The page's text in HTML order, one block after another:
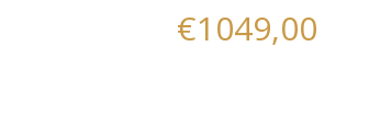
€1049,00